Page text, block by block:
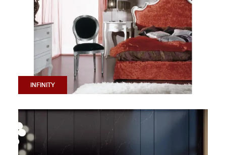
INFINITY